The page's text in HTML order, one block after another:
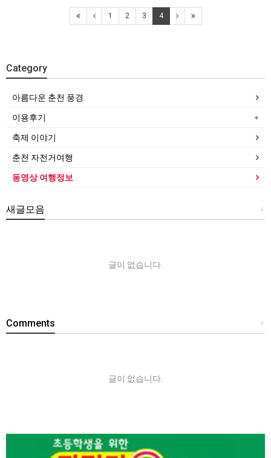
1 2 3 4
Category
아름다운 춘천 풍경
이용후기
축제 이야기
춘천 자전거여행
동영상 여행정보
+
새글모음
글이 없습니다.
+
Comments
글이 없습니다.